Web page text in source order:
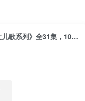
《Zebra Rhymes 斑马儿歌之世界经典英文儿歌系列》全31集，1080P高清视频带中英文字幕，百度网盘下载！